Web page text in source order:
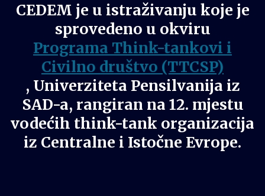
CEDEM je u istraživanju koje je
sprovedeno u okviru
Programa Think-tankovi i
Civilno društvo (TTCSP)
, Univerziteta Pensilvanija iz
SAD-a, rangiran na 12. mjestu
vodećih think-tank organizacija
iz Centralne i Istočne Evrope.